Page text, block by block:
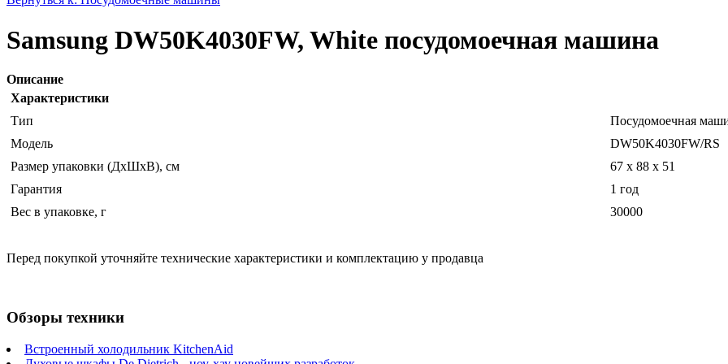
Samsung DW50K4030FW, White посудомоечная машина
Описание
Характеристики
Тип
Посудомоечная
Модель
DW50K4030FW/RS
Размер упаковки (ДхШхВ), см
67 x 88 x 51
Гарантия
1 год
Вес в упаковке, г
30000
Перед покупкой уточняйте технические характеристики и комплектацию у продавца
Обзоры техники
Встроенный холодильник KitchenAid